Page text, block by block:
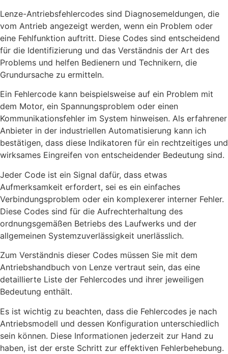
Lenze-Antriebsfehlercodes sind Diagnosemeldungen, die
vom Antrieb angezeigt werden, wenn ein Problem oder
eine Fehlfunktion auftritt. Diese Codes sind entscheidend
für die Identifizierung und das Verständnis der Art des
Problems und helfen Bedienern und Technikern, die
Grundursache zu ermitteln.
Ein Fehlercode kann beispielsweise auf ein Problem mit
dem Motor, ein Spannungsproblem oder einen
Kommunikationsfehler im System hinweisen. Als erfahrener
Anbieter in der industriellen Automatisierung kann ich
bestätigen, dass diese Indikatoren für ein rechtzeitiges und
wirksames Eingreifen von entscheidender Bedeutung sind.
Jeder Code ist ein Signal dafür, dass etwas
Aufmerksamkeit erfordert, sei es ein einfaches
Verbindungsproblem oder ein komplexerer interner Fehler.
Diese Codes sind für die Aufrechterhaltung des
ordnungsgemäßen Betriebs des Laufwerks und der
allgemeinen Systemzuverlässigkeit unerlässlich.
Zum Verständnis dieser Codes müssen Sie mit dem
Antriebshandbuch von Lenze vertraut sein, das eine
detaillierte Liste der Fehlercodes und ihrer jeweiligen
Bedeutung enthält.
Es ist wichtig zu beachten, dass die Fehlercodes je nach
Antriebsmodell und dessen Konfiguration unterschiedlich
sein können. Diese Informationen jederzeit zur Hand zu
haben, ist der erste Schritt zur effektiven Fehlerbehebung.